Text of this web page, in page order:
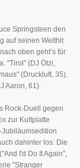
Springsteen den
auf seinen Welthit
oben geht’s für
"Tirol" (DJ Ötzi,
(Druckluft, 35),
Aaron, 61).
Rock-Duell gegen
zur Kultplatte
Jubiläumsedition
dahinter los: Die
I'd Do It Again",
"Stranger